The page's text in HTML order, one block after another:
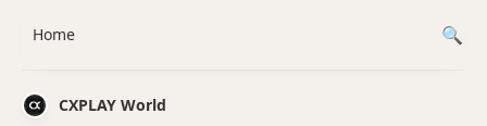
CXPLAY World
Home